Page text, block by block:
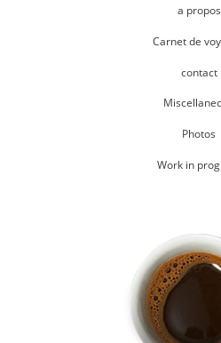
a propos
Carnet de
contact
Photos
Work in